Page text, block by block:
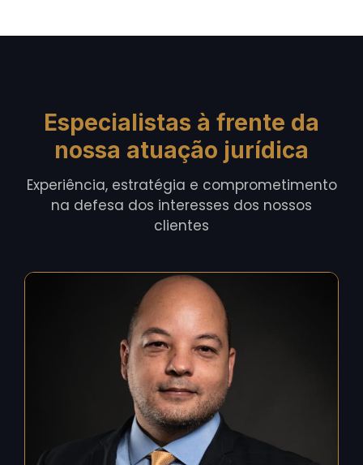
Especialistas à frente da
nossa atuação jurídica
Experiência, estratégia e comprometimento
na defesa dos interesses dos nossos
clientes